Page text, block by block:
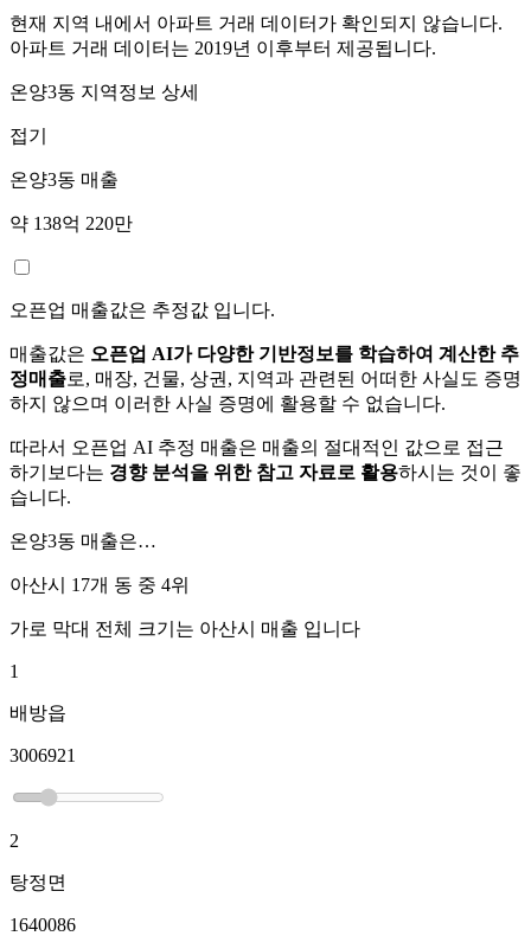
현재 지역 내에서 아파트 거래 데이터가 확인되지 않습니다.
아파트 거래 데이터는 2019년 이후부터 제공됩니다.
온양3동 지역정보 상세
접기
온양3동 매출
약 138억 220만
오픈업 매출값은 추정값 입니다.
매출값은 오픈업 AI가 다양한 기반정보를 학습하여 계산한 추
정매출로, 매장, 건물, 상권, 지역과 관련된 어떠한 사실도 증명
하지 않으며 이러한 사실 증명에 활용할 수 없습니다.
따라서 오픈업 AI 추정 매출은 매출의 절대적인 값으로 접근
하기보다는 경향 분석을 위한 참고 자료로 활용하시는 것이 좋
습니다.
온양3동 매출은…
아산시 17개 동 중 4위
가로 막대 전체 크기는 아산시 매출 입니다
1
배방읍
3006921
2
탕정면
1640086